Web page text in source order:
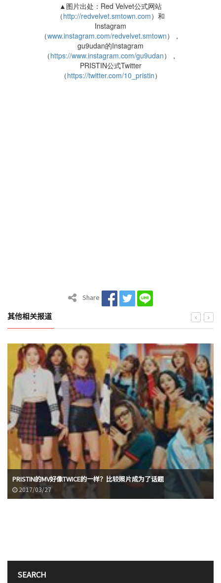
▲图片出处：Red Velvet公式网站
（http://redvelvet.smtown.com）和
Instagram
（www.instagram.com/redvelvet.smtown），
gu9udan的Instagram
（https://www.instagram.com/gu9udan），
PRISTIN公式Twitter
（https://twitter.com/10_pristin）
Share
其他相关报道
PRISTIN的MV好像TWICE的一样？比较照片成为了话题
2017/03/27
SEARCH